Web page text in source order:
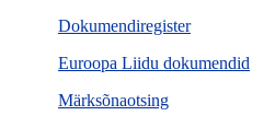
Dokumendiregister
Euroopa Liidu dokumendid
Märksõnaotsing